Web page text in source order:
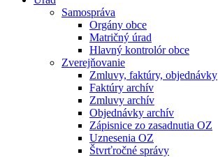
Samospráva
Orgány obce
Matričný úrad
Hlavný kontrolór obce
Zverejňovanie
Zmluvy, faktúry, objednávky
Faktúry archív
Zmluvy archív
Objednávky archív
Zápisnice zo zasadnutia OZ
Uznesenia OZ
Štvrťročné správy